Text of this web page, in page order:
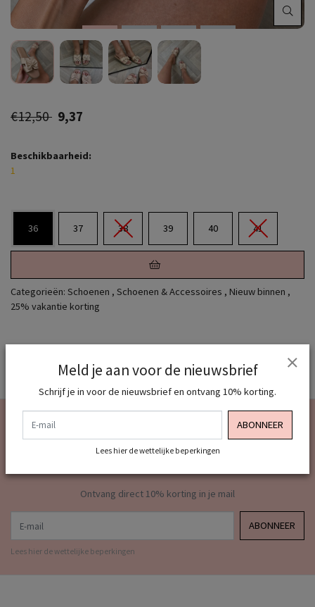
€12,50 9,37
Beschikbaarheid:
1
36 37 38 39 40 41
Categorieën: Schoenen , Schoenen & Accessoires , Nieuw binnen ,
25% vakantie korting
Meld je aan voor onze
nieuwsbrief
Ontvang direct 10% korting in je mail
ABONNEER
Lees hier de wettelijke beperkingen
Meld je aan voor de nieuwsbrief
Schrijf je in voor de nieuwsbrief en ontvang 10% korting.
ABONNEER
Lees hier de wettelijke beperkingen